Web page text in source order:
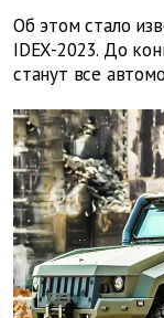
Об этом стало
IDEX-2023. До
станут все